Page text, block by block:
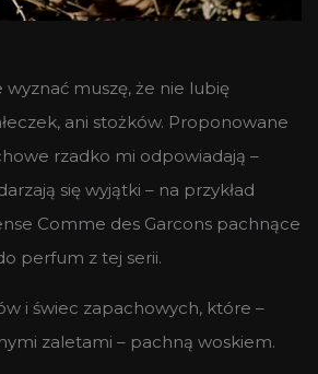
wyznać muszę, że nie lubię
ani stożków. Proponowane
rzadko mi odpowiadają –
się wyjątki – na przykład
Comme des Garcons pachnące
perfum z tej serii.
i świec zapachowych, które –
zaletami – pachną woskiem.